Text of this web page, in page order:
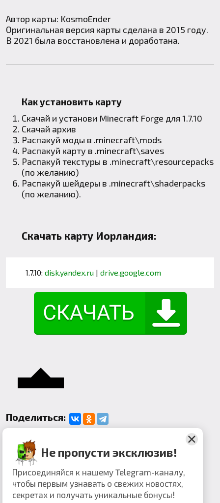
Автор карты: KosmoEnder
Оригинальная версия карты сделана в 2015 году.
В 2021 была восстановлена и доработана.
Как установить карту
Скачай и установи Minecraft Forge для 1.7.10
Скачай архив
Распакуй моды в .minecraft\mods
Распакуй карту в .minecraft\saves
Распакуй текстуры в .minecraft\resourcepacks
(по желанию)
Распакуй шейдеры в .minecraft\shaderpacks
(по желанию).
Скачать карту Иорландия:
1.7.10: disk.yandex.ru | drive.google.com
Поделиться:
Комментарии
Не пропусти эксклюзив!
Присоединяйся к нашему Telegram-каналу,
чтобы первым узнавать о свежих новостях,
секретах и получать уникальные бонусы!